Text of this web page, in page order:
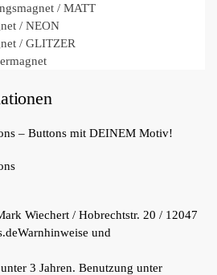
/ MATT
/ NEON
/ GLITZER
– Buttons mit DEINEM Motiv!
Wiechert / Hobrechtstr. 20 / 12047
Warnhinweise und
3 Jahren. Benutzung unter